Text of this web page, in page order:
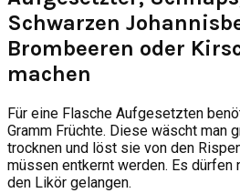
Schwarzen
Brombeeren oder
machen
Für eine Flasche Aufgesetzten
Gramm Früchte. Diese wäscht man
trocknen und löst sie von den
müssen entkernt werden. Es dürfen
den Likör gelangen.